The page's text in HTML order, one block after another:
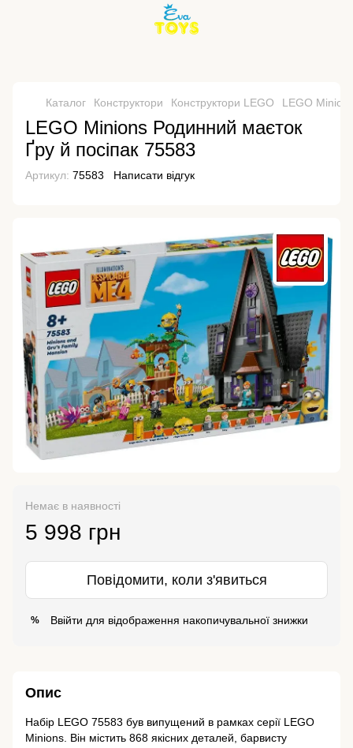
Каталог Конструктори Конструктори LEGO LEGO
LEGO Minions Родинний маєток
Ґру й посіпак 75583
Артикул: 75583 Написати відгук
Немає в наявності
5 998 грн
Повідомити, коли з'явиться
% Ввійти для відображення накопичувальної знижки
Опис
Набір LEGO 75583 був випущений в рамках серії LEGO
Minions. Він містить 868 якісних деталей, барвисту